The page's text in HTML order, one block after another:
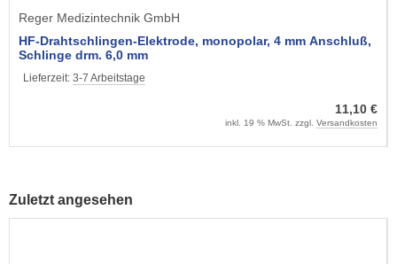
Reger Medizintechnik GmbH
HF-Drahtschlingen-Elektrode, monopolar, 4 mm Anschluß,
Schlinge drm. 6,0 mm
Lieferzeit: 3-7 Arbeitstage
11,10 €
inkl. 19 % MwSt. zzgl. Versandkosten
Zuletzt angesehen